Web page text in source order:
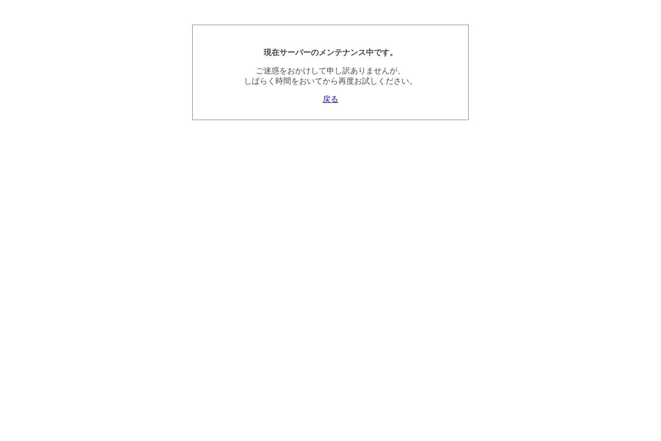
現在サーバーのメンテナンス中です。
ご迷惑をおかけして申し訳ありませんが、
しばらく時間をおいてから再度お試しください。
戻る